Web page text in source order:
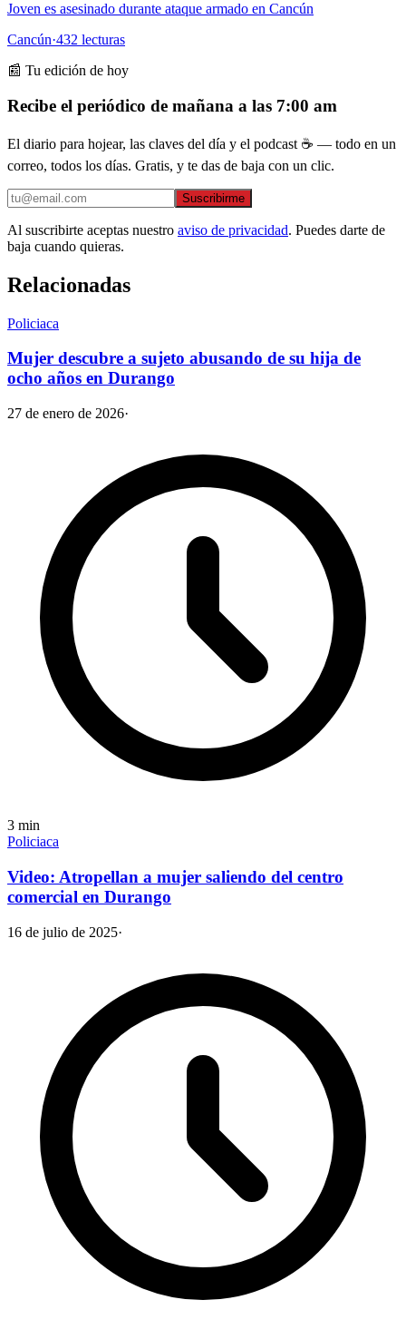
Joven es asesinado durante ataque armado en Cancún
Cancún·432 lecturas
📰 Tu edición de hoy
Recibe el periódico de mañana a las 7:00 am
El diario para hojear, las claves del día y el podcast ☕ — todo en un
correo, todos los días. Gratis, y te das de baja con un clic.
Suscribirme
Al suscribirte aceptas nuestro aviso de privacidad. Puedes darte de
baja cuando quieras.
Relacionadas
Policiaca
Mujer descubre a sujeto abusando de su hija de
ocho años en Durango
27 de enero de 2026·
3 min
Policiaca
Video: Atropellan a mujer saliendo del centro
comercial en Durango
16 de julio de 2025·